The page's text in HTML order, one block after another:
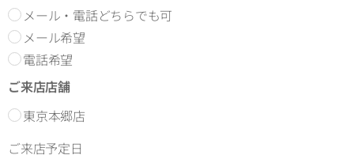
メール・電話どちらでも可
メール希望
電話希望
ご来店店舗
東京本郷店
ご来店予定日